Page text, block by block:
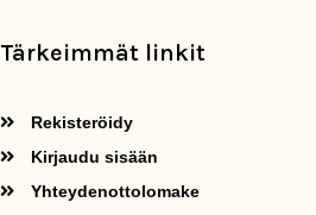
Tärkeimmät linkit
Rekisteröidy
Kirjaudu sisään
Yhteydenottolomake